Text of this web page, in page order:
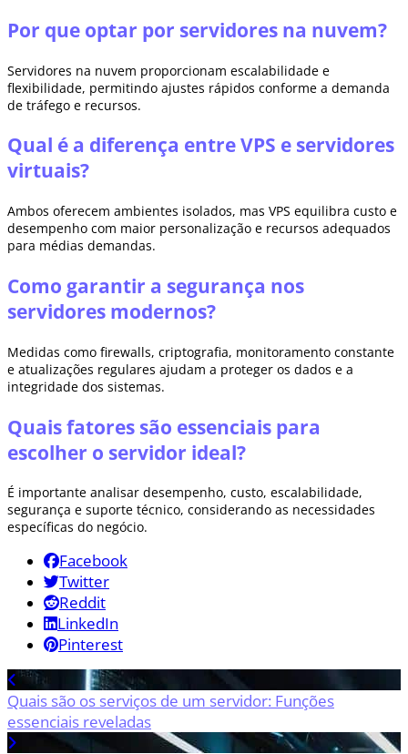
Por que optar por servidores na nuvem?
Servidores na nuvem proporcionam escalabilidade e
flexibilidade, permitindo ajustes rápidos conforme a demanda
de tráfego e recursos.
Qual é a diferença entre VPS e servidores
virtuais?
Ambos oferecem ambientes isolados, mas VPS equilibra custo e
desempenho com maior personalização e recursos adequados
para médias demandas.
Como garantir a segurança nos
servidores modernos?
Medidas como firewalls, criptografia, monitoramento constante
e atualizações regulares ajudam a proteger os dados e a
integridade dos sistemas.
Quais fatores são essenciais para
escolher o servidor ideal?
É importante analisar desempenho, custo, escalabilidade,
segurança e suporte técnico, considerando as necessidades
específicas do negócio.
Facebook
Twitter
Reddit
LinkedIn
Pinterest
Quais são os serviços de um servidor: Funções
essenciais reveladas